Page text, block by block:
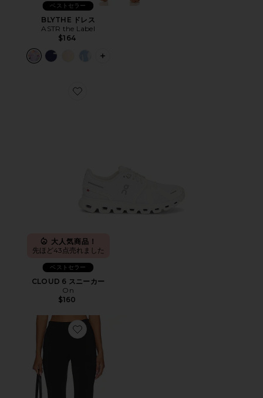
ベストセラー
BLYTHE ドレス
ASTR the Label
$164
PLUS ICON TO SEE MORE OPTIONS
Favorite CLOUD 6 スニーカー
大人気商品！
先ほど43点売れました
ベストセラー
CLOUD 6 スニーカー
On
$160
Favorite カプリパンツ